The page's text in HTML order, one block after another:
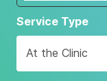
Navigate
forward
interact
with
Service Type
At the Clinic